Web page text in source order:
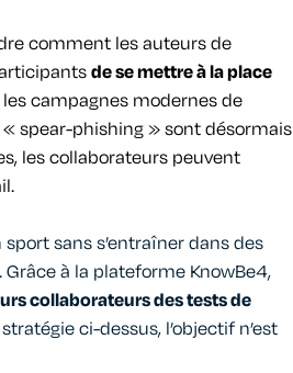
comment les auteurs de
de se mettre à la place
campagnes modernes de
spear-phishing » sont désormais
les collaborateurs peuvent
sans s’entraîner dans des
à la plateforme KnowBe4,
collaborateurs des tests de
ci-dessus, l’objectif n’est